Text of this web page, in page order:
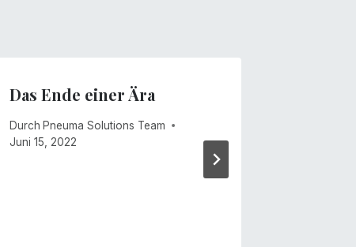
Das Ende einer Ära
Durch Pneuma Solutions Team
Juni 15, 2022